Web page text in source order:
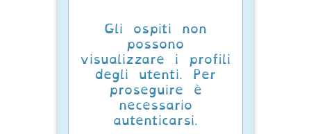
Gli ospiti non
possono
visualizzare i profili
degli utenti. Per
proseguire è
necessario
autenticarsi.